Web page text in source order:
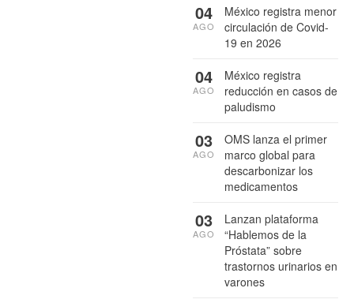
México registra menor
circulación de Covid-
19 en 2026
04
AGO
México registra
reducción en casos de
paludismo
04
AGO
OMS lanza el primer
marco global para
descarbonizar los
medicamentos
03
AGO
Lanzan plataforma
“Hablemos de la
Próstata” sobre
trastornos urinarios en
varones
03
AGO